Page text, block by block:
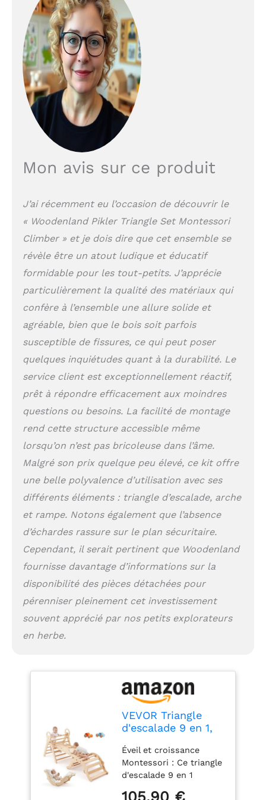
un jeu en toute sécurité
9 modes de jeu
polyvalents : Un seul
ensemble, de multiples
façons de jouer.
Transformez ce triangle
de Pikler pour tout-
petits en triangle
d'escalade, arche,
poutre d'équilibre,
balançoire, circuit pour
petites voitures ou
enfants un nouveau défi
chaque jour Sécurité et
confort optimisés : Ce
parcours motricité
Montessori est conçu
avec une structure anti-
basculement, des
des bords lisses, des
pieds amovibles et des
Stable et offrant un bon
maintien tout en
restant doux pour les
petites mains, il permet
aux enfants de jouer en
toute confiance
entretien simple : Grâce
à sa conception
modulaire, notre arche
monte en quelques
minutes. Le tissu en
coton est amovible et
lavable en machine, ce
qui facilite le nettoyage
de l'aire de jeux par les
ludiques inclus : Cette
arche Montessori en
bois comprend un
magnifiquement conçu
développement
sensoriel. En jouant, les
enfants peuvent
découvrir le rythme, la
créativité et acquérir
des compétences
pratiques
Mon avis sur ce produit
J’ai récemment eu l’occasion de découvrir le
« Woodenland Pikler Triangle Set Montessori
Climber » et je dois dire que cet ensemble se
révèle être un atout ludique et éducatif
formidable pour les tout-petits. J’apprécie
particulièrement la qualité des matériaux qui
confère à l’ensemble une allure solide et
agréable, bien que le bois soit parfois
susceptible de fissures, ce qui peut poser
quelques inquiétudes quant à la durabilité. Le
service client est exceptionnellement réactif,
prêt à répondre efficacement aux moindres
questions ou besoins. La facilité de montage
rend cette structure accessible même
lorsqu’on n’est pas bricoleuse dans l’âme.
Malgré son prix quelque peu élevé, ce kit offre
une belle polyvalence d’utilisation avec ses
différents éléments : triangle d’escalade, arche
et rampe. Notons également que l’absence
d’échardes rassure sur le plan sécuritaire.
Cependant, il serait pertinent que Woodenland
fournisse davantage d’informations sur la
disponibilité des pièces détachées pour
pérenniser pleinement cet investissement
souvent apprécié par nos petits explorateurs
en herbe.
VEVOR Triangle
d'escalade 9 en 1,
avec 2 Voitures en
Bois, Coussin,
Triangle, Arche et
Rampe, Parcours
Éveil et croissance
Montessori : Ce triangle
d'escalade 9 en 1